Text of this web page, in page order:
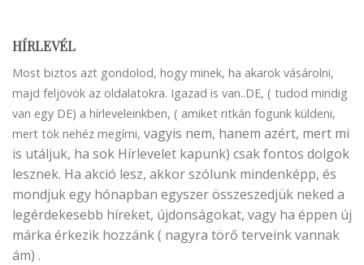
HÍRLEVÉL
Most biztos azt gondolod, hogy minek, ha akarok vásárolni,
majd feljövök az oldalatokra. Igazad is van..DE, ( tudod mindig
van egy DE) a hírleveleinkben, ( amiket ritkán fogunk küldeni,
mert tök nehéz megírni, vagyis nem, hanem azért, mert mi
is utáljuk, ha sok Hírlevelet kapunk) csak fontos dolgok
lesznek. Ha akció lesz, akkor szólunk mindenképp, és
mondjuk egy hónapban egyszer összeszedjük neked a
legérdekesebb híreket, újdonságokat, vagy ha éppen új
márka érkezik hozzánk ( nagyra törő terveink vannak
ám) .